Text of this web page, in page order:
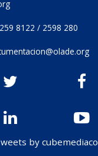
8122 / 2598 280
by cubemediaco